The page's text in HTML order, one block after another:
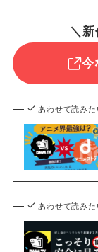
＼
今
あわせて読みた
あわせて読みた